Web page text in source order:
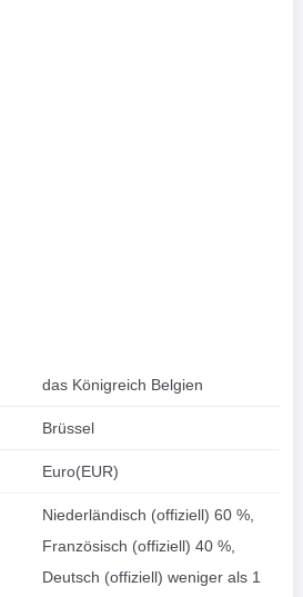
das Königreich Belgien
Brüssel
Euro(EUR)
Niederländisch (offiziell) 60 %,
Französisch (offiziell) 40 %,
Deutsch (offiziell) weniger als 1